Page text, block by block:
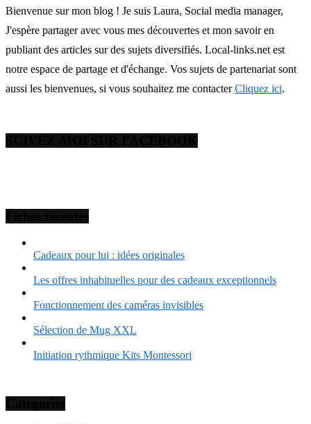
Bienvenue sur mon blog ! Je suis Laura, Social media manager,
J'espère partager avec vous mes découvertes et mon savoir en
publiant des articles sur des sujets diversifiés. Local-links.net est
notre espace de partage et d'échange. Vos sujets de partenariat sont
aussi les bienvenues, si vous souhaitez me contacterCliquez ici.
Cadeaux pour lui : idées originales
Les offres inhabituelles pour des cadeaux exceptionnels
Fonctionnement des caméras invisibles
Sélection de Mug XXL
Initiation rythmique Kits Montessori